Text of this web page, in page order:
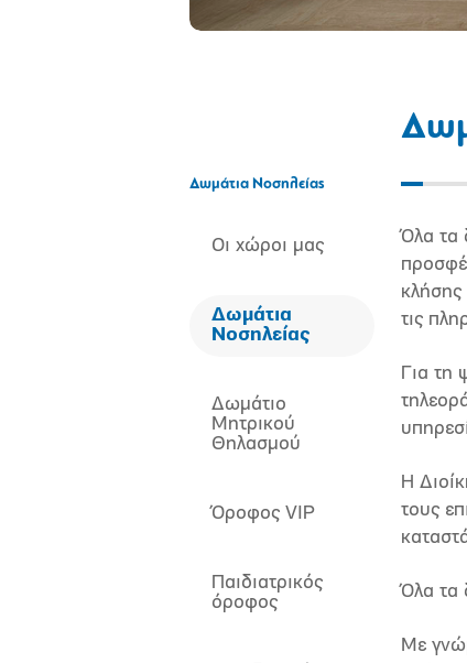
Δωμάτια Νοσηλείας
Oι χώροι μας
Δωμάτια
Νοσηλείας
Δωμάτιο
Μητρικού
Θηλασμού
Όροφος VIP
Παιδιατρικός
όροφος
Όλα τα
τις
Για τη
Η
τους
Όλα τα
Με